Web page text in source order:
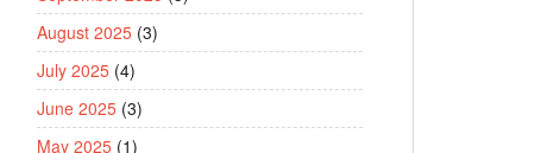
August 2025 (3)
July 2025 (4)
June 2025 (3)
May 2025 (1)